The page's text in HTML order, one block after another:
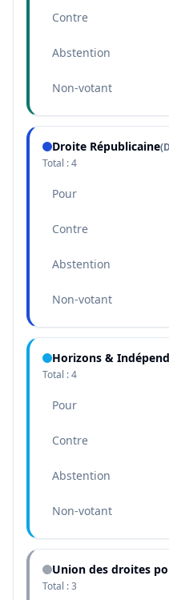
Contre
Abstention
Non-votant
Droite Républicaine(
Total :4
Pour
Contre
Abstention
Non-votant
Horizons &
Total :4
Pour
Contre
Abstention
Non-votant
Union des droites
Total :3